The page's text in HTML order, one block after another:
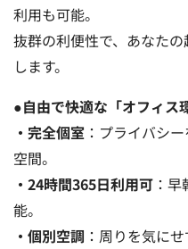
利用も可能。
抜群の利便性で、あなた
します。
●自由で快適な「オフィス
・完全個室 ：プライバシ
空間。
・24時間365日利用可 ：
能。
・個別空調 ：周りを気に